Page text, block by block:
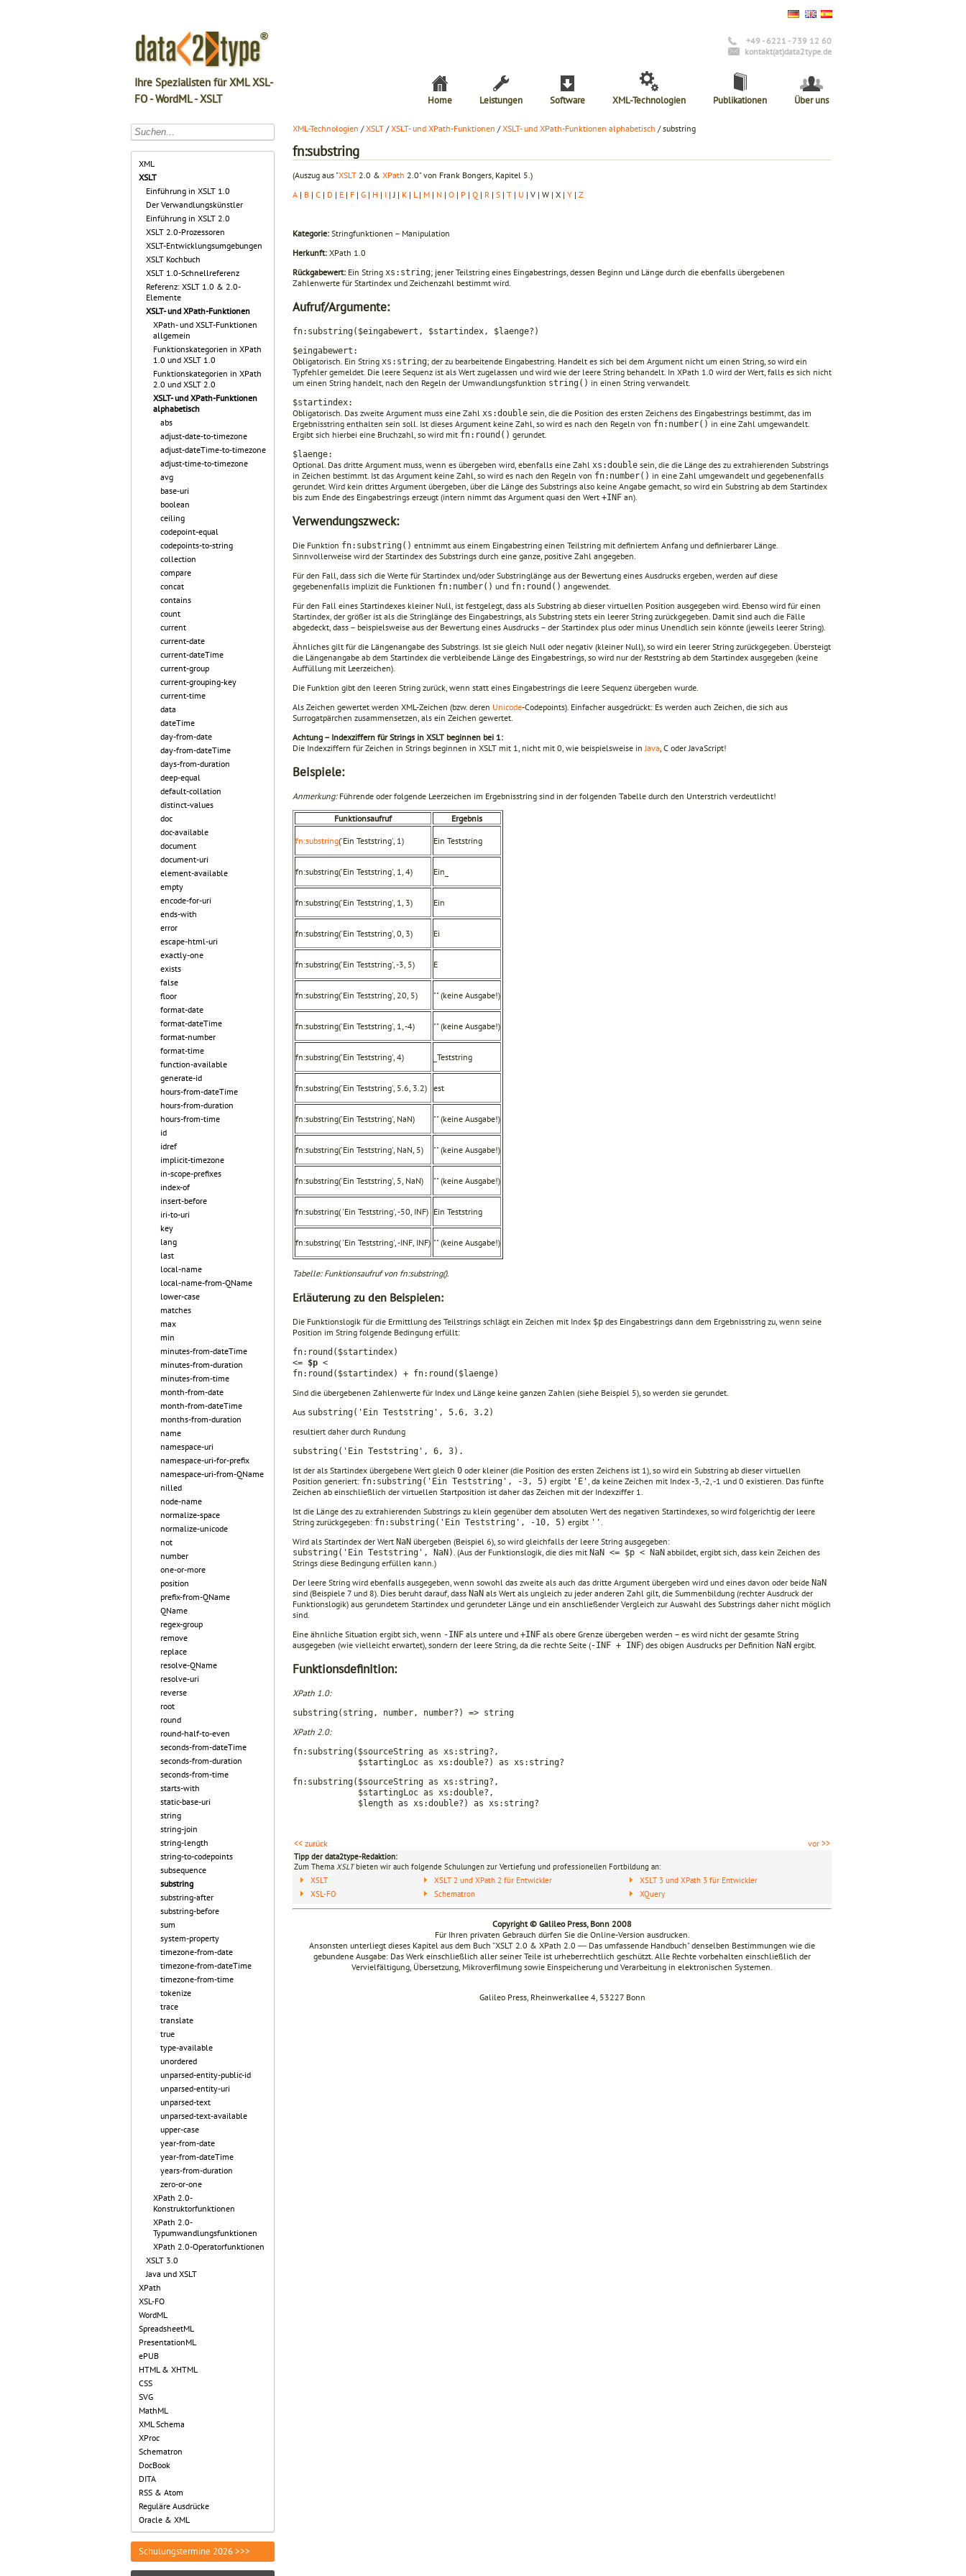
Ihre Spezialisten für XML XSL-
FO - WordML - XSLT
+49 - 6221 - 739 12 60
kontakt(at)data2type.de
Home Leistungen Software XML-Technologien Publikationen Über uns
XML
XSLT
Einführung in XSLT 1.0
Der Verwandlungskünstler
Einführung in XSLT 2.0
XSLT 2.0-Prozessoren
XSLT-Entwicklungsumgebungen
XSLT Kochbuch
XSLT 1.0-Schnellreferenz
Referenz: XSLT 1.0 & 2.0-
Elemente
XSLT- und XPath-Funktionen
XPath- und XSLT-Funktionen
allgemein
Funktionskategorien in XPath
1.0 und XSLT 1.0
Funktionskategorien in XPath
2.0 und XSLT 2.0
XSLT- und XPath-Funktionen
alphabetisch
abs
adjust-date-to-timezone
adjust-dateTime-to-timezone
adjust-time-to-timezone
avg
base-uri
boolean
ceiling
codepoint-equal
codepoints-to-string
collection
compare
concat
contains
count
current
current-date
current-dateTime
current-group
current-grouping-key
current-time
data
dateTime
day-from-date
day-from-dateTime
days-from-duration
deep-equal
default-collation
distinct-values
doc
doc-available
document
document-uri
element-available
empty
encode-for-uri
ends-with
error
escape-html-uri
exactly-one
exists
false
floor
format-date
format-dateTime
format-number
format-time
function-available
generate-id
hours-from-dateTime
hours-from-duration
hours-from-time
id
idref
implicit-timezone
in-scope-prefixes
index-of
insert-before
iri-to-uri
key
lang
last
local-name
local-name-from-QName
lower-case
matches
max
min
minutes-from-dateTime
minutes-from-duration
minutes-from-time
month-from-date
month-from-dateTime
months-from-duration
name
namespace-uri
namespace-uri-for-prefix
namespace-uri-from-QName
nilled
node-name
normalize-space
normalize-unicode
not
number
one-or-more
position
prefix-from-QName
QName
regex-group
remove
replace
resolve-QName
resolve-uri
reverse
root
round
round-half-to-even
seconds-from-dateTime
seconds-from-duration
seconds-from-time
starts-with
static-base-uri
string
string-join
string-length
string-to-codepoints
subsequence
substring
substring-after
substring-before
sum
system-property
timezone-from-date
timezone-from-dateTime
timezone-from-time
tokenize
trace
translate
true
type-available
unordered
unparsed-entity-public-id
unparsed-entity-uri
unparsed-text
unparsed-text-available
upper-case
year-from-date
year-from-dateTime
years-from-duration
zero-or-one
XPath 2.0-
Konstruktorfunktionen
XPath 2.0-
Typumwandlungsfunktionen
XPath 2.0-Operatorfunktionen
XSLT 3.0
Java und XSLT
XPath
XSL-FO
WordML
SpreadsheetML
PresentationML
ePUB
HTML & XHTML
CSS
SVG
MathML
XML Schema
XProc
Schematron
DocBook
DITA
RSS & Atom
Reguläre Ausdrücke
Oracle & XML
Schulungstermine 2026 >>>
XML-Technologien /XSLT /XSLT- und XPath-Funktionen /XSLT- und XPath-Funktionen alphabetisch / substring
fn:substring
(Auszug aus "XSLT 2.0 & XPath 2.0" von Frank Bongers, Kapitel 5.)
A | B | C | D | E | F | G | H | I | J | K | L | M | N | O | P | Q | R | S | T | U | V | W | X | Y | Z
Kategorie: Stringfunktionen – Manipulation
Herkunft: XPath 1.0
Rückgabewert: Ein String xs:string; jener Teilstring eines Eingabestrings, dessen Beginn und Länge durch die ebenfalls übergebenen
Zahlenwerte für Startindex und Zeichenzahl bestimmt wird.
Aufruf/Argumente:
fn:substring($eingabewert, $startindex, $laenge?)
$eingabewert:
Obligatorisch. Ein String xs:string; der zu bearbeitende Eingabestring. Handelt es sich bei dem Argument nicht um einen String, so wird ein
Typfehler gemeldet. Die leere Sequenz ist als Wert zugelassen und wird wie der leere String behandelt. In XPath 1.0 wird der Wert, falls es sich nicht
um einen String handelt, nach den Regeln der Umwandlungsfunktion string() in einen String verwandelt.
$startindex:
Obligatorisch. Das zweite Argument muss eine Zahl xs:double sein, die die Position des ersten Zeichens des Eingabestrings bestimmt, das im
Ergebnisstring enthalten sein soll. Ist dieses Argument keine Zahl, so wird es nach den Regeln von fn:number() in eine Zahl umgewandelt.
Ergibt sich hierbei eine Bruchzahl, so wird mit fn:round() gerundet.
$laenge:
Optional. Das dritte Argument muss, wenn es übergeben wird, ebenfalls eine Zahl xs:double sein, die die Länge des zu extrahierenden Subst­rings
in Zeichen bestimmt. Ist das Argument keine Zahl, so wird es nach den Regeln von fn:number() in eine Zahl umgewandelt und gegebenenfalls
gerun­det. Wird kein drittes Argument übergeben, über die Länge des Substrings also keine Angabe gemacht, so wird ein Substring ab dem Startindex
bis zum Ende des Eingabestrings erzeugt (intern nimmt das Argument quasi den Wert +INF an).
Verwendungszweck:
Die Funktion fn:substring() entnimmt aus einem Eingabestring einen Teilstring mit definiertem Anfang und definierbarer Länge.
Sinnvollerweise wird der Startindex des Substrings durch eine ganze, positive Zahl angegeben.
Für den Fall, dass sich die Werte für Startindex und/oder Substringlänge aus der Bewertung eines Ausdrucks ergeben, werden auf diese
gegebenenfalls imp­lizit die Funktionen fn:number() und fn:round() angewendet.
Für den Fall eines Startindexes kleiner Null, ist festgelegt, dass als Substring ab dieser virtuellen Position ausgegeben wird. Ebenso wird für einen
Startin­dex, der größer ist als die Stringlänge des Eingabestrings, als Substring stets ein leerer String zurückgegeben. Damit sind auch die Fälle
abgedeckt, dass – bei­spielsweise aus der Bewertung eines Ausdrucks – der Startindex plus oder minus Unendlich sein könnte (jeweils leerer String).
Ähnliches gilt für die Längenangabe des Substrings. Ist sie gleich Null oder negativ (kleiner Null), so wird ein leerer String zurückgegeben. Übersteigt
die Längenangabe ab dem Startindex die verbleibende Länge des Eingabestrings, so wird nur der Reststring ab dem Startindex ausgegeben (keine
Auffüllung mit Leerzeichen).
Die Funktion gibt den leeren String zurück, wenn statt eines Eingabestrings die leere Sequenz übergeben wurde.
Als Zeichen gewertet werden XML-Zeichen (bzw. deren Unicode-Codepoints). Einfacher ausgedrückt: Es werden auch Zeichen, die sich aus
Surrogatpärchen zusammensetzen, als ein Zeichen gewertet.
Achtung – Indexziffern für Strings in XSLT beginnen bei 1:
Die Indexziffern für Zeichen in Strings beginnen in XSLT mit 1, nicht mit 0, wie beispielsweise in Java , C oder JavaScript!
Beispiele:
Anmerkung:Führende oder folgende Leerzeichen im Ergebnisstring sind in der folgenden Tabelle durch den Unterstrich verdeutlicht!
Funktionsaufruf Ergebnis
fn:substring('Ein Teststring', 1) Ein Teststring
fn:substring('Ein Teststring', 1, 4) Ein_
fn:substring('Ein Teststring', 1, 3) Ein
fn:substring('Ein Teststring', 0, 3) Ei
fn:substring('Ein Teststring', -3, 5) E
fn:substring('Ein Teststring', 20, 5) "" (keine Ausgabe!)
fn:substring('Ein Teststring', 1, -4) "" (keine Ausgabe!)
fn:substring('Ein Teststring', 4) _Teststring
fn:substring('Ein Teststring', 5.6, 3.2) est
fn:substring('Ein Teststring', NaN) "" (keine Ausgabe!)
fn:substring('Ein Teststring', NaN, 5) "" (keine Ausgabe!)
fn:substring('Ein Teststring', 5, NaN) "" (keine Ausgabe!)
fn:substring( 'Ein Teststring', -50, INF) Ein Teststring
fn:substring( 'Ein Teststring', -INF, INF) "" (keine Ausgabe!)
Tabelle: Funktionsaufruf von fn:substring().
Erläuterung zu den Beispielen:
Die Funktionslogik für die Ermittlung des Teilstrings schlägt ein Zeichen mit Index $p des Eingabestrings dann dem Ergebnisstring zu, wenn seine
Position im String folgende Bedingung erfüllt:
fn:round($startindex)
<= $p <
fn:round($startindex) + fn:round($laenge)
Sind die übergebenen Zahlenwerte für Index und Länge keine ganzen Zahlen (siehe Beispiel 5), so werden sie gerundet.
Aus substring('Ein Teststring', 5.6, 3.2)
resultiert daher durch Rundung
substring('Ein Teststring', 6, 3).
Ist der als Startindex übergebene Wert gleich 0 oder kleiner (die Position des ersten Zeichens ist 1), so wird ein Substring ab dieser virtuellen
Position generiert: fn:substring('Ein Teststring', -3, 5) ergibt 'E' , da keine Zeichen mit Index -3, -2, -1 und 0 existieren. Das fünfte
Zeichen ab einschließlich der virtuellen Startposition ist daher das Zeichen mit der Indexziffer 1.
Ist die Länge des zu extrahierenden Substrings zu klein gegenüber dem absoluten Wert des negativen Startindexes, so wird folgerichtig der leere
String zurückgegeben: fn:substring('Ein Teststring', -10, 5) ergibt ''
Wird als Startindex der Wert NaN übergeben (Beispiel 6), so wird gleichfalls der leere String ausgegeben:
substring('Ein Teststring', NaN) . (Aus der Funkti­onslogik, die dies mit NaN <= $p < NaN abbildet, ergibt sich, dass kein Zei­chen des
Strings diese Bedingung erfüllen kann.)
Der leere String wird ebenfalls ausgegeben, wenn sowohl das zweite als auch das dritte Argument übergeben wird und eines davon oder beide NaN
sind (Beispiele 7 und 8). Dies beruht darauf, dass NaN als Wert als ungleich zu jeder anderen Zahl gilt, die Summenbildung (rechter Ausdruck der
Funktionslogik) aus gerundetem Startindex und gerundeter Länge und ein anschließender Vergleich zur Auswahl des Substrings daher nicht mög­lich
sind.
Eine ähnliche Situation ergibt sich, wenn -INF als untere und +INF als obere Grenze übergeben werden – es wird nicht der gesamte String
ausgegeben (wie vielleicht erwartet), sondern der leere String, da die rechte Seite (-INF + INF) des obigen Ausdrucks per Definition NaN ergibt.
Funktionsdefinition:
XPath 1.0:
substring(string, number, number?) => string
XPath 2.0:
fn:substring($sourceString as xs:string?,
$startingLoc as xs:double?) as xs:string?
fn:substring($sourceString as xs:string?,
$startingLoc as xs:double?,
$length as xs:double?) as xs:string?
<< zurück vor >>
Tipp der data2type-Redaktion:
Zum Thema XSLTbieten wir auch folgende Schulungen zur Vertiefung und professionellen Fortbildung an:
XSLT
XSL-FO
XSLT 2 und XPath 2 für Entwickler
Schematron
XSLT 3 und XPath 3 für Entwickler
XQuery
Copyright © Galileo Press, Bonn 2008
Für Ihren privaten Gebrauch dürfen Sie die Online-Version ausdrucken.
Ansonsten unterliegt dieses Kapitel aus dem Buch "XSLT 2.0 & XPath 2.0 ― Das umfassende Handbuch" denselben Bestimmungen wie die
gebundene Ausgabe: Das Werk einschließlich aller seiner Teile ist urheberrechtlich geschützt. Alle Rechte vorbehalten einschließlich der
Vervielfältigung, Übersetzung, Mikroverfilmung sowie Einspeicherung und Verarbeitung in elektronischen Systemen.
Galileo Press, Rheinwerkallee 4, 53227 Bonn